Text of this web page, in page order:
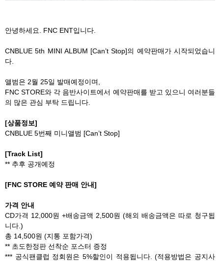
안녕하세요. FNC ENT입니다.
CNBLUE 5th MINI ALBUM [Can’t Stop]의 예약판매가 시작되었습니
다.
앨범은 2월 25일 발매예정이며,
FNC STORE와 각 음반사이트에서 예약판매를 받고 있으니 여러분들
의 많은 관심 부탁 드립니다.
[상품정보]
CNBLUE 5번째 미니앨범 [Can’t Stop]
[Track List]
** 추후 공개예정
[FNC STORE 예약 판매 안내]
가격 안내
CD가격 12,000원 +배송금액 2,500원 (해외 배송금액은 따로 청구됩
니다.)
총 14,500원 (지통 포함가격)
** 초도한정판 선착순 포스터 증정
*** 공식팬클럽 정회원은 5%할인이 적용됩니다. (적용방법은 공지사